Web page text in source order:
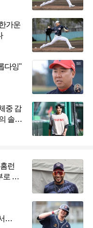
가운
다잉"
중 감
솔직
런
로 느